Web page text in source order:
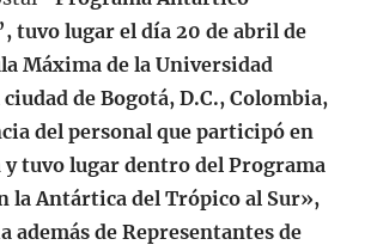
tuvo lugar el día 20 de abril de
Máxima de la Universidad
de Bogotá, D.C., Colombia,
del personal que participó en
tuvo lugar dentro del Programa
la Antártica del Trópico al Sur»,
además de Representantes de